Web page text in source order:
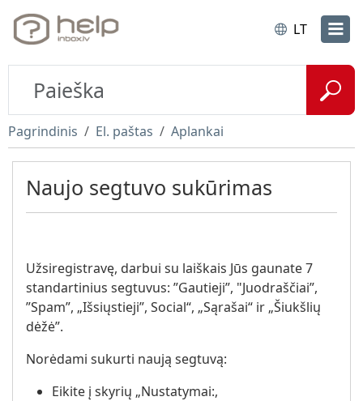
LT
Pagrindinis El. paštas Aplankai
Naujo segtuvo sukūrimas
Užsiregistravę, darbui su laiškais Jūs gaunate 7
standartinius segtuvus: ”Gautieji”, "Juodraščiai”,
”Spam”, „Išsiųstieji”, Social“, „Sąrašai“ ir „Šiukšlių
dėžė”.
Norėdami sukurti naują segtuvą:
Eikite į skyrių „Nustatymai:,